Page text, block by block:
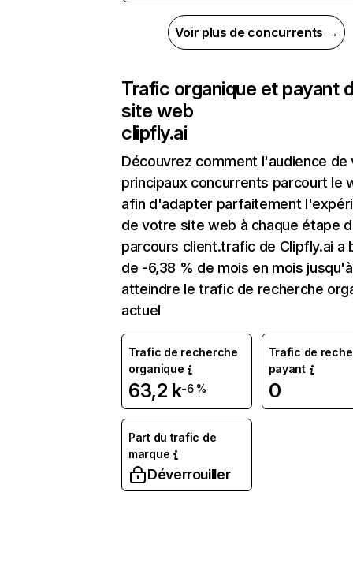
Voir plus de concurrents →
Trafic organique et payant
site web
clipfly.ai
Découvrez comment l'audience de
principaux concurrents parcourt le
afin d'adapter parfaitement
de votre site web à chaque étape
parcours client.trafic de Clipfly.ai a
de -6,38 % de mois en mois jusqu'à
atteindre le trafic de recherche
actuel
Trafic de recherche
organique
63,2 k-6 %
Trafic de
payant
0
Part du trafic de
marque
Déverrouiller